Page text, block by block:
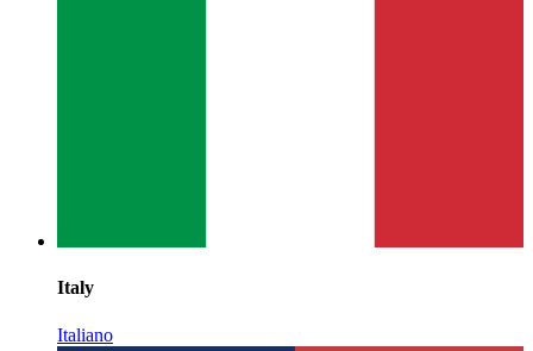
Italy
Italiano